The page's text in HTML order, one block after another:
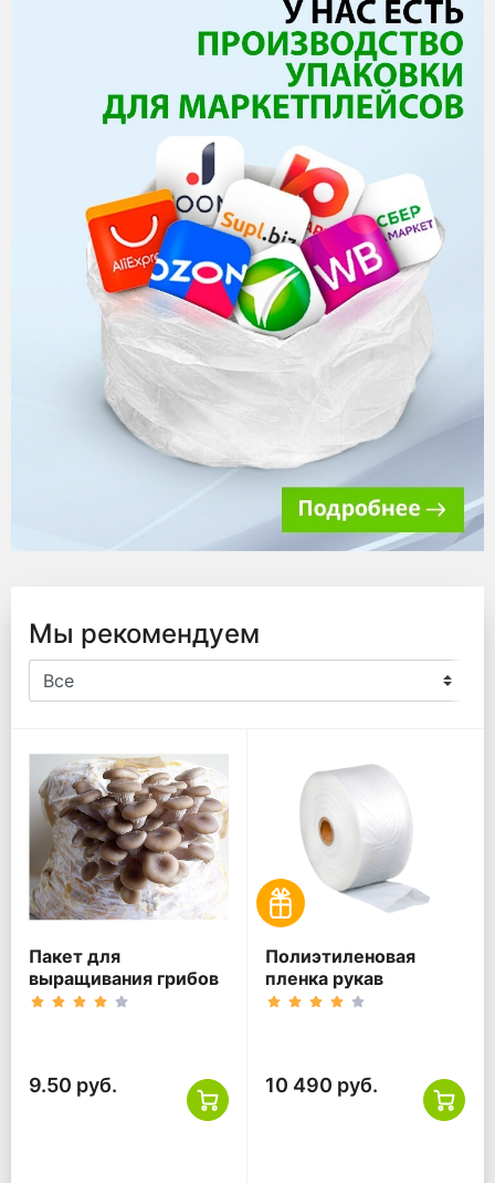
Мы рекомендуем
Пакет для
выращивания грибов
9.50 руб.
Полиэтиленовая
пленка рукав
10 490 руб.